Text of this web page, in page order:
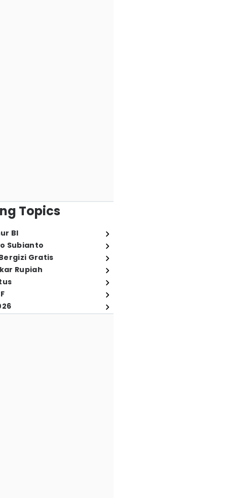
Topics
BI
Subianto
Gratis
Rupiah